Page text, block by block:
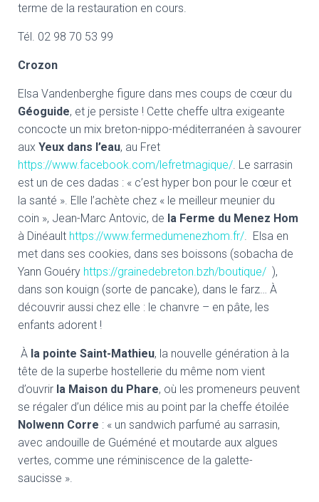
terme de la restauration en cours.
Tél. 02 98 70 53 99
Crozon
Elsa Vandenberghe figure dans mes coups de cœur du
Géoguide, et je persiste ! Cette cheffe ultra exigeante
concocte un mix breton-nippo-méditerranéen à savourer
aux Yeux dans l’eau, au Fret
https://www.facebook.com/lefretmagique/. Le sarrasin
est un de ces dadas : « c’est hyper bon pour le cœur et
la santé ». Elle l’achète chez « le meilleur meunier du
coin », Jean-Marc Antovic, de la Ferme du Menez Hom
à Dinéault https://www.fermedumenezhom.fr/. Elsa en
met dans ses cookies, dans ses boissons (sobacha de
Yann Gouéry https://grainedebreton.bzh/boutique/ ),
dans son kouign (sorte de pancake), dans le farz… À
découvrir aussi chez elle : le chanvre – en pâte, les
enfants adorent !
À la pointe Saint-Mathieu, la nouvelle génération à la
tête de la superbe hostellerie du même nom vient
d’ouvrir la Maison du Phare, où les promeneurs peuvent
se régaler d’un délice mis au point par la cheffe étoilée
Nolwenn Corre : « un sandwich parfumé au sarrasin,
avec andouille de Guéméné et moutarde aux algues
vertes, comme une réminiscence de la galette-
saucisse ».